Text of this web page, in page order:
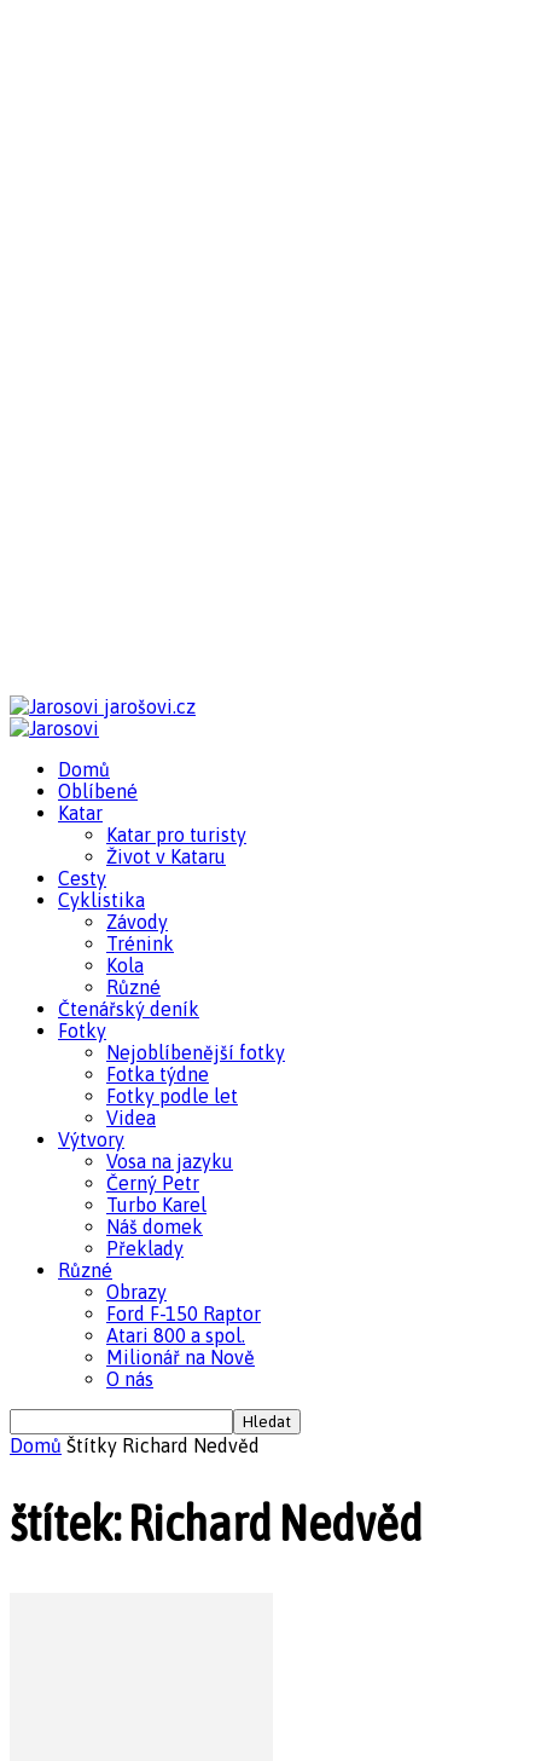
jarošovi.cz
Domů
Oblíbené
Katar
Katar pro turisty
Život v Kataru
Cesty
Cyklistika
Závody
Trénink
Kola
Různé
Čtenářský deník
Fotky
Nejoblíbenější fotky
Fotka týdne
Fotky podle let
Videa
Výtvory
Vosa na jazyku
Černý Petr
Turbo Karel
Náš domek
Překlady
Různé
Obrazy
Ford F-150 Raptor
Atari 800 a spol.
Milionář na Nově
O nás
Domů Štítky Richard Nedvěd
štítek: Richard Nedvěd